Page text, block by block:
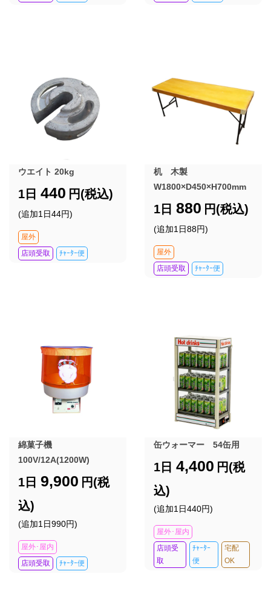
ウエイト 20kg
1日 440 円(税込)
(追加1日44円)
屋外
店頭受取
ﾁｬｰﾀｰ便
机 木製
W1800×D450×H700mm
1日 880 円(税込)
(追加1日88円)
屋外
店頭受取
ﾁｬｰﾀｰ便
綿菓子機
100V/12A(1200W)
1日 9,900 円(税
込)
(追加1日990円)
屋外･屋内
店頭受取
ﾁｬｰﾀｰ便
缶ウォーマー 54缶用
1日 4,400 円(税
込)
(追加1日440円)
屋外･屋内
店頭受
取
ﾁｬｰﾀｰ
便
宅配
OK